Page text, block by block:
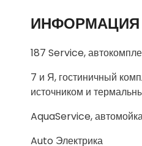
ИНФОРМАЦИЯ
187 Service,
7 и Я, гостиничный
источником и
AquaService,
Auto Электрика